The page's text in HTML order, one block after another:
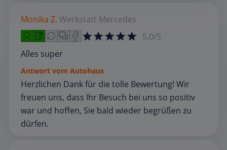
Monika Z. Werkstatt Mercedes
5,0/5
Alles super
Antwort vom Autohaus
Herzlichen Dank für die tolle Bewertung! Wir
freuen uns, dass Ihr Besuch bei uns so positiv
war und hoffen, Sie bald wieder begrüßen zu
dürfen.